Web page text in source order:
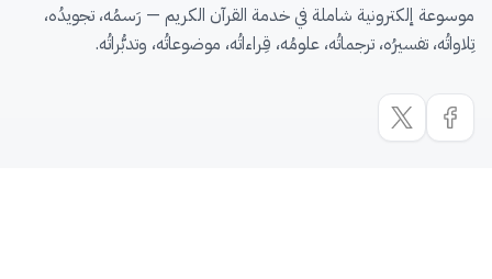
موسوعة إلكترونية شاملة في خدمة القرآن الكريم — رَسمُه، تجويدُه،
تِلاواتُه، تفسيرُه، ترجماتُه، علومُه، قِراءاتُه، موضوعاتُه، وتدبُّراتُه.